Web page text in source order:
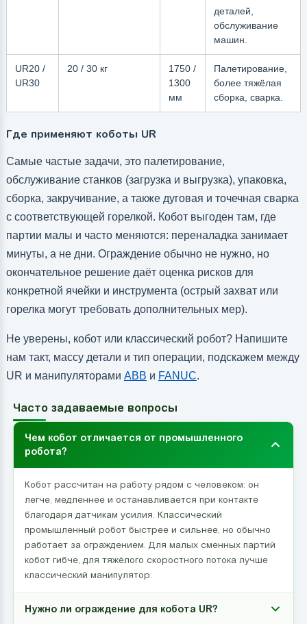
деталей,
обслуживание
машин.
UR20 /
UR30
20 / 30 кг
1750 /
1300
мм
Палетирование,
более тяжёлая
сборка, сварка.
Где применяют коботы UR
Самые частые задачи, это палетирование,
обслуживание станков (загрузка и выгрузка), упаковка,
сборка, закручивание, а также дуговая и точечная сварка
с соответствующей горелкой. Кобот выгоден там, где
партии малы и часто меняются: переналадка занимает
минуты, а не дни. Ограждение обычно не нужно, но
окончательное решение даёт оценка рисков для
конкретной ячейки и инструмента (острый захват или
горелка могут требовать дополнительных мер).
Не уверены, кобот или классический робот? Напишите
нам такт, массу детали и тип операции, подскажем между
UR и манипуляторами ABB и FANUC.
Часто задаваемые вопросы
Чем кобот отличается от промышленного
робота?
Кобот рассчитан на работу рядом с человеком: он
легче, медленнее и останавливается при контакте
благодаря датчикам усилия. Классический
промышленный робот быстрее и сильнее, но обычно
работает за ограждением. Для малых сменных партий
кобот гибче, для тяжёлого скоростного потока лучше
классический манипулятор.
Нужно ли ограждение для кобота UR?